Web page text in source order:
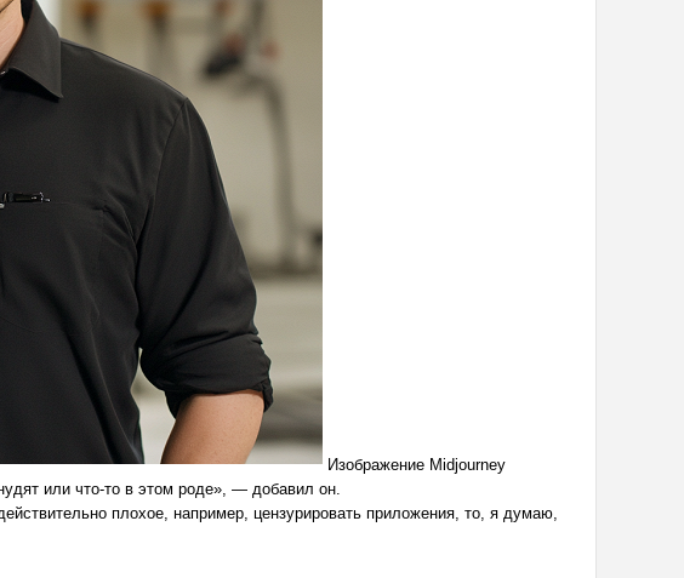
Изображение Midjourney
или что-то в этом роде», — добавил он.
плохое, например, цензурировать приложения, то, я думаю,